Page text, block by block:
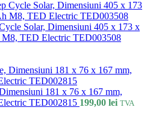
Solar, Dimensiuni 405 x 173 x
TED Electric TED003508
181 x 76 x 167 mm,
TED002815 199,00 lei TVA